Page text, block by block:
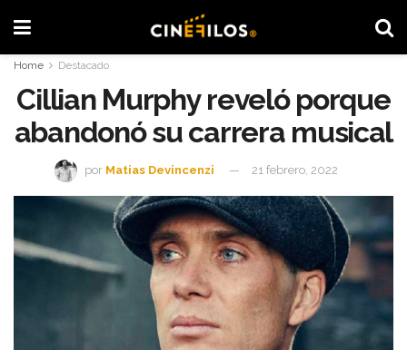
Home Destacado
Cillian Murphy reveló porque
abandonó su carrera musical
por Matias Devincenzi 21 febrero, 2022